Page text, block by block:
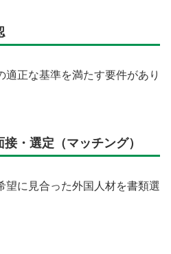
適正な基準を満たす要件があり
・選定（マッチング）
望に見合った外国人材を書類選